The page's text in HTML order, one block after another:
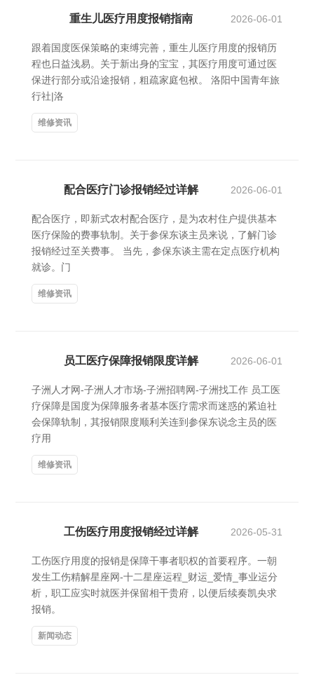
重生儿医疗用度报销指南 2026-06-01
跟着国度医保策略的束缚完善，重生儿医疗用度的报销历
程也日益浅易。关于新出身的宝宝，其医疗用度可通过医
保进行部分或沿途报销，粗疏家庭包袱。 洛阳中国青年旅
行社|洛
维修资讯
配合医疗门诊报销经过详解 2026-06-01
配合医疗，即新式农村配合医疗，是为农村住户提供基本
医疗保险的费事轨制。关于参保东谈主员来说，了解门诊
报销经过至关费事。 当先，参保东谈主需在定点医疗机构
就诊。门
维修资讯
员工医疗保障报销限度详解 2026-06-01
子洲人才网-子洲人才市场-子洲招聘网-子洲找工作 员工医
疗保障是国度为保障服务者基本医疗需求而迷惑的紧迫社
会保障轨制，其报销限度顺利关连到参保东说念主员的医
疗用
维修资讯
工伤医疗用度报销经过详解 2026-05-31
工伤医疗用度的报销是保障干事者职权的首要程序。一朝
发生工伤精解星座网-十二星座运程_财运_爱情_事业运分
析，职工应实时就医并保留相干贵府，以便后续奏凯央求
报销。
新闻动态